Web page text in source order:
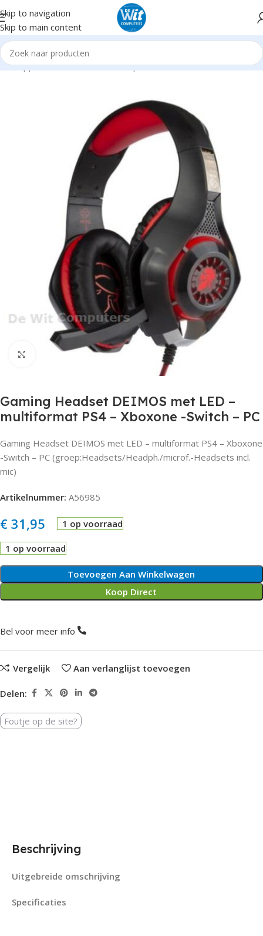
Skip to navigation
Skip to main content
Headsets/Headph./microf. Headsets incl. mic
Click to enlarge
Gaming Headset DEIMOS met LED –
multiformat PS4 – Xboxone -Switch – PC
Gaming Headset DEIMOS met LED – multiformat PS4 – Xboxone
-Switch – PC (groep:Headsets/Headph./microf.-Headsets incl.
mic)
Artikelnummer: A56985
€ 31,95 1 op voorraad
1 op voorraad
Toevoegen Aan Winkelwagen
Koop Direct
Bel voor meer info
Vergelijk Aan verlanglijst toevoegen
Delen:
Foutje op de site?
Beschrijving
Uitgebreide omschrijving
Specificaties